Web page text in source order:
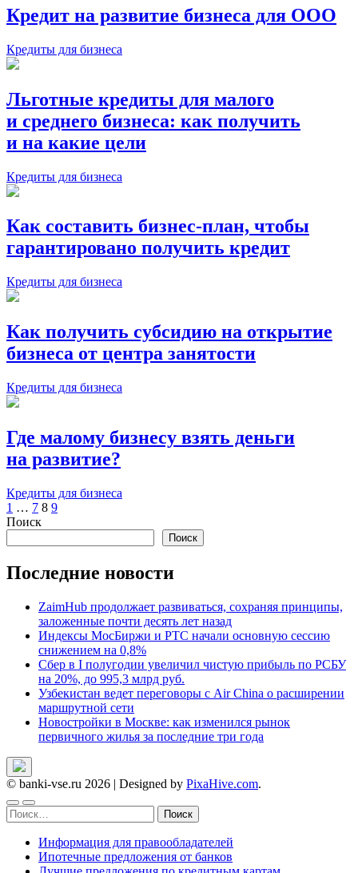
Кредит на развитие бизнеса для ООО
Кредиты для бизнеса
Льготные кредиты для малого
и среднего бизнеса: как получить
и на какие цели
Кредиты для бизнеса
Как составить бизнес-план, чтобы
гарантировано получить кредит
Кредиты для бизнеса
Как получить субсидию на открытие
бизнеса от центра занятости
Кредиты для бизнеса
Где малому бизнесу взять деньги
на развитие?
Кредиты для бизнеса
Пагинация
записей
1 … 7 8 9
Поиск
Поиск
Последние новости
ZaimHub продолжает развиваться, сохраняя принципы,
заложенные почти десять лет назад
Индексы МосБиржи и РТС начали основную сессию
снижением на 0,8%
Сбер в I полугодии увеличил чистую прибыль по РСБУ
на 20%, до 995,3 млрд руб.
Узбекистан ведет переговоры с Air China о расширении
маршрутной сети
Новостройки в Москве: как изменился рынок
первичного жилья за последние три года
© banki-vse.ru 2026 | Designed by PixaHive.com.
Найти:
Информация для правообладателей
Ипотечные предложения от банков